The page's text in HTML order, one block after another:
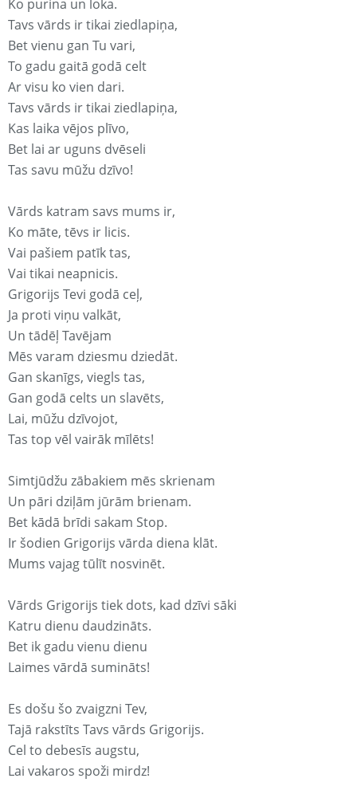
Ko purina un loka.
Tavs vārds ir tikai ziedlapiņa,
Bet vienu gan Tu vari,
To gadu gaitā godā celt
Ar visu ko vien dari.
Tavs vārds ir tikai ziedlapiņa,
Kas laika vējos plīvo,
Bet lai ar uguns dvēseli
Tas savu mūžu dzīvo!
Vārds katram savs mums ir,
Ko māte, tēvs ir licis.
Vai pašiem patīk tas,
Vai tikai neapnicis.
Grigorijs Tevi godā ceļ,
Ja proti viņu valkāt,
Un tādēļ Tavējam
Mēs varam dziesmu dziedāt.
Gan skanīgs, viegls tas,
Gan godā celts un slavēts,
Lai, mūžu dzīvojot,
Tas top vēl vairāk mīlēts!
Simtjūdžu zābakiem mēs skrienam
Un pāri dziļām jūrām brienam.
Bet kādā brīdi sakam Stop.
Ir šodien Grigorijs vārda diena klāt.
Mums vajag tūlīt nosvinēt.
Vārds Grigorijs tiek dots, kad dzīvi sāki
Katru dienu daudzināts.
Bet ik gadu vienu dienu
Laimes vārdā sumināts!
Es došu šo zvaigzni Tev,
Tajā rakstīts Tavs vārds Grigorijs.
Cel to debesīs augstu,
Lai vakaros spoži mirdz!